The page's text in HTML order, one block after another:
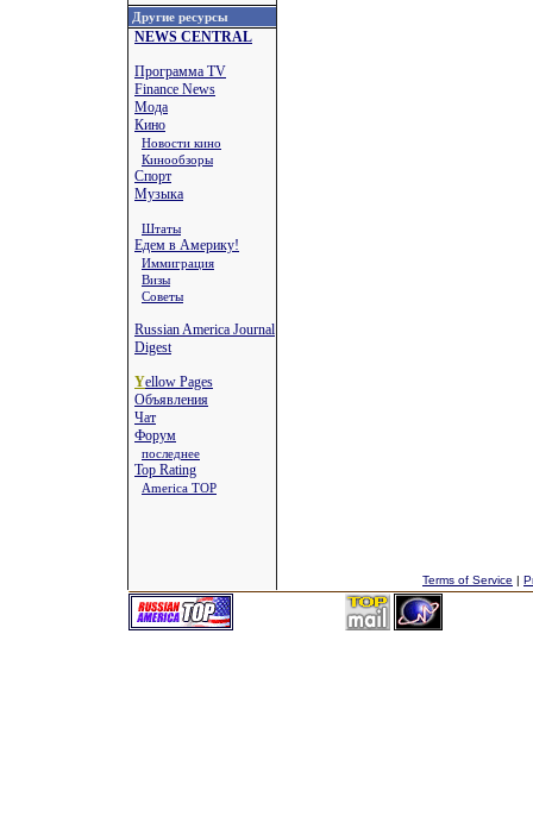
Другие ресурсы
NEWS CENTRAL
Программа TV
Finance News
Мода
Кино
Новости кино
Кинообзоры
Спорт
Музыка
Штаты
Едем в Америку!
Иммиграция
Визы
Советы
Russian America Journal
Digest
Yellow Pages
Объявления
Чат
Форум
последнее
Top Rating
America TOP
Terms of Service |